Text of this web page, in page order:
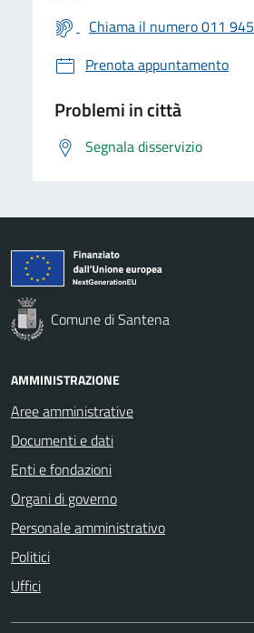
Chiama il numero 011
Prenota appuntamento
Problemi in città
Segnala disservizio
Comune di Santena
AMMINISTRAZIONE
Aree amministrative
Documenti e dati
Enti e fondazioni
Organi di governo
Personale amministrativo
Politici
Uffici